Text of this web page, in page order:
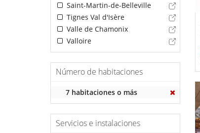
Saint-Martin-de-Belleville
Tignes Val d'Isère
Valle de Chamonix
Valloire
Número de habitaciones
7 habitaciones o más
Servicios e instalaciones